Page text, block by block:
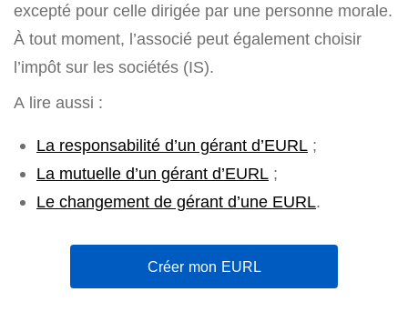
excepté pour celle dirigée par une personne morale.
À tout moment, l’associé peut également choisir
l’impôt sur les sociétés (IS).
A lire aussi :
La responsabilité d’un gérant d’EURL ;
La mutuelle d’un gérant d’EURL ;
Le changement de gérant d’une EURL.
Créer mon EURL